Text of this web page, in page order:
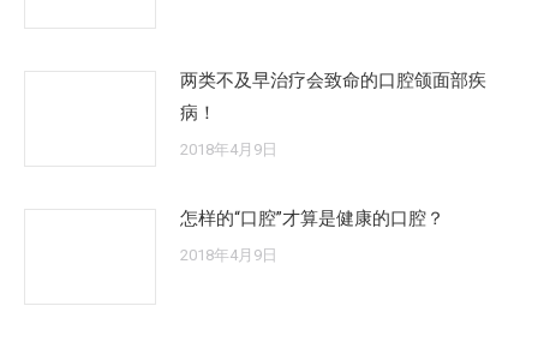
两类不及早治疗会致命的口腔颌面部疾
病！
2018年4月9日
怎样的“口腔”才算是健康的口腔？
2018年4月9日